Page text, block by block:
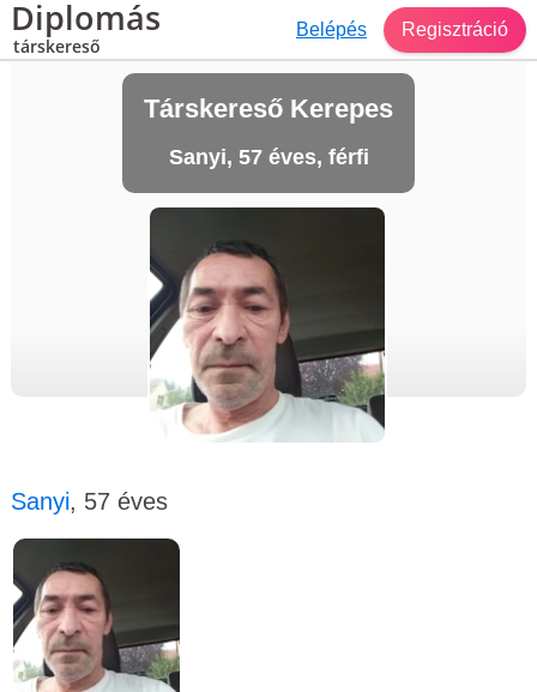
Diplomás
társkereső
Belépés Regisztráció
Társkereső Kerepes
Sanyi, 57 éves, férfi
Sanyi, 57 éves